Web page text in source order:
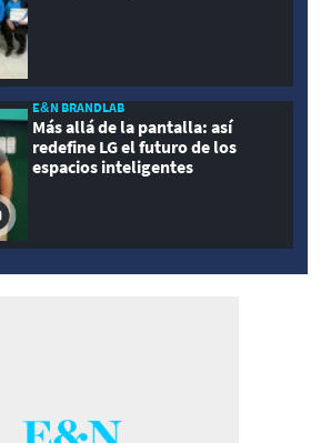
E&N BRANDLAB
Más allá de la pantalla: así
redefine LG el futuro de los
espacios inteligentes